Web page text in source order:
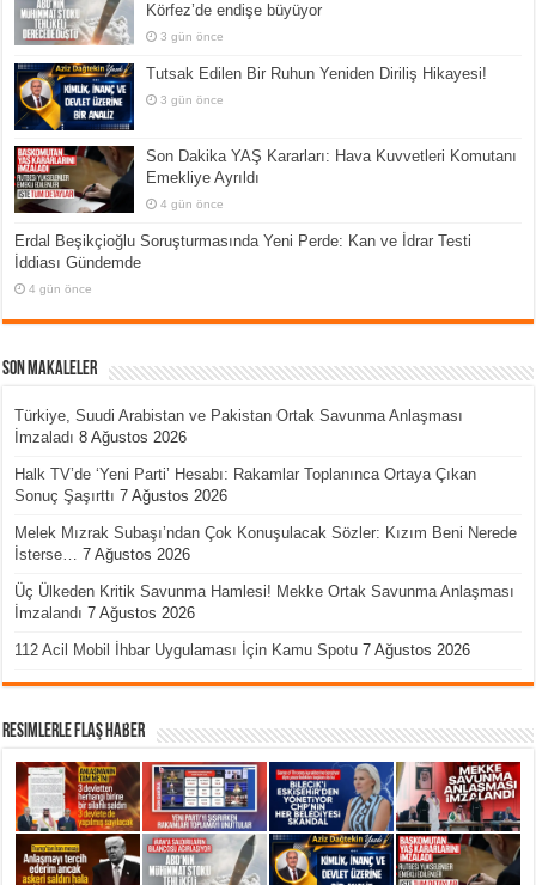
Körfez’de endişe büyüyor
3 gün önce
Tutsak Edilen Bir Ruhun Yeniden Diriliş Hikayesi!
3 gün önce
Son Dakika YAŞ Kararları: Hava Kuvvetleri Komutanı
Emekliye Ayrıldı
4 gün önce
Erdal Beşikçioğlu Soruşturmasında Yeni Perde: Kan ve İdrar Testi
İddiası Gündemde
4 gün önce
Son Makaleler
Türkiye, Suudi Arabistan ve Pakistan Ortak Savunma Anlaşması
İmzaladı 8 Ağustos 2026
Halk TV’de ‘Yeni Parti’ Hesabı: Rakamlar Toplanınca Ortaya Çıkan
Sonuç Şaşırttı 7 Ağustos 2026
Melek Mızrak Subaşı’ndan Çok Konuşulacak Sözler: Kızım Beni Nerede
İsterse… 7 Ağustos 2026
Üç Ülkeden Kritik Savunma Hamlesi! Mekke Ortak Savunma Anlaşması
İmzalandı 7 Ağustos 2026
112 Acil Mobil İhbar Uygulaması İçin Kamu Spotu 7 Ağustos 2026
Resimlerle Flaş Haber